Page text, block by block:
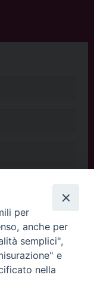
per
anche per
semplici",
e
nella